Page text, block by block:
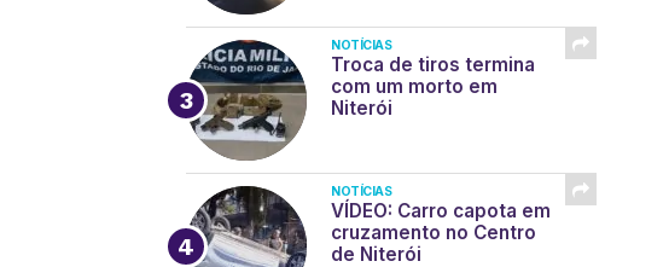
NOTÍCIAS
Troca de tiros termina
com um morto em
Niterói
NOTÍCIAS
VÍDEO: Carro capota em
cruzamento no Centro
de Niterói